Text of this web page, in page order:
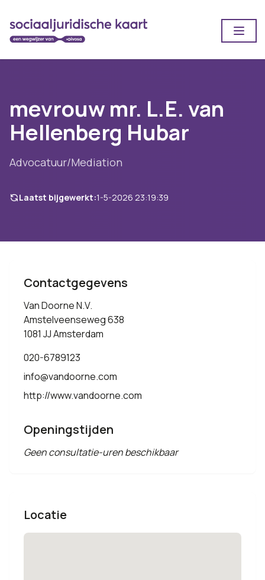
mevrouw mr. L.E. van
Hellenberg Hubar
Advocatuur/Mediation
Laatst bijgewerkt:1-5-2026 23:19:39
Contactgegevens
Van Doorne N.V.
Amstelveenseweg 638
1081 JJ Amsterdam
020-6789123
info@vandoorne.com
http://www.vandoorne.com
Openingstijden
Geen consultatie-uren beschikbaar
Locatie